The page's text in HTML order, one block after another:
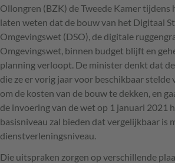
Ollongren (BZK) de Tweede Kamer tijdens
laten weten dat de bouw van het Digitaal
Omgevingswet (DSO), de digitale
Omgevingswet, binnen budget blijft en
planning verloopt. De minister denkt dat
die ze er vorig jaar voor beschikbaar stelde
om de kosten van de bouw te dekken, en
de invoering van de wet op 1 januari 2021
basisniveau zal bieden dat vergelijkbaar is
dienstverleningsniveau.
Die uitspraken zorgen op verschillende